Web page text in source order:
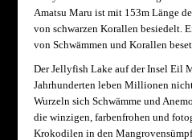
Amatsu Maru ist mit 153m Länge
von schwarzen Korallen besiedelt.
von Schwämmen und Korallen
Der Jellyfish Lake auf der Insel Eil
Jahrhunderten leben Millionen
Wurzeln sich Schwämme und
die winzigen, farbenfrohen und
Krokodilen in den